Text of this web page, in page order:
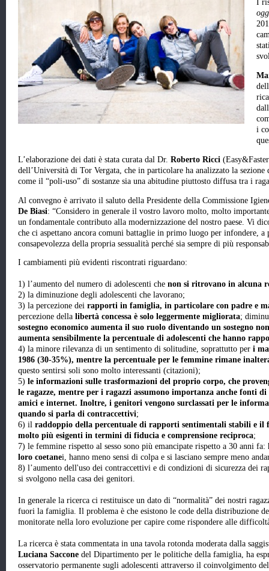
I
i
L’elaborazione dei dati è stata curata dal Dr. Roberto Ricci
dell’Università di Tor Vergata, che in particolare ha analizzato la
come il “poli-uso” di sostanze sia una abitudine piuttosto diffusa tra i
Al convegno è arrivato il saluto della Presidente della Commissione
De Biasi: “Considero in generale il vostro lavoro molto, molto
un fondamentale contributo alla modernizzazione del nostro paese. Vi
che ci aspettano ancora comuni battaglie in primo luogo per infondere,
consapevolezza della propria sessualità perché sia sempre di più
I cambiamenti più evidenti riscontrati riguardano:
1) l’aumento del numero di adolescenti che non si ritrovano in alcuna
2) la diminuzione degli adolescenti che lavorano;
3) la percezione dei rapporti in famiglia, in particolare con padre e
percezione della libertà concessa è solo leggermente migliorata;
sostegno economico aumenta il suo ruolo diventando un sostegno
aumenta sensibilmente la percentuale di adolescenti che hanno
4) la minore rilevanza di un sentimento di solitudine, soprattutto per i
1986 (30-35%), mentre la percentuale per le femmine rimane
questo sentirsi soli sono molto interessanti (citazioni);
5) le informazioni sulle trasformazioni del proprio corpo, che
le ragazze, mentre per i ragazzi assumono importanza anche fonti
amici e internet. Inoltre, i genitori vengono surclassati per le
quando si parla di contraccettivi;
6) il raddoppio della percentuale di rapporti sentimentali stabili e il
molto più esigenti in termini di fiducia e comprensione reciproca;
7) le femmine rispetto al sesso sono più emancipate rispetto a 30 anni
loro coetanei, hanno meno sensi di colpa e si lasciano sempre meno
8) l’aumento dell'uso dei contraccettivi e di condizioni di sicurezza dei
si svolgono nella casa dei genitori.
In generale la ricerca ci restituisce un dato di “normalità” dei nostri
fuori la famiglia. Il problema è che esistono le code della distribuzione
monitorate nella loro evoluzione per capire come rispondere alle
La ricerca è stata commentata in una tavola rotonda moderata dalla
Luciana Saccone del Dipartimento per le politiche della famiglia, ha
osservatorio permanente sugli adolescenti attraverso il coinvolgimento